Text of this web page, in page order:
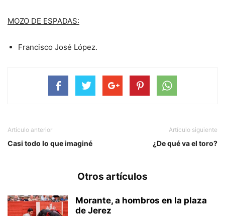
MOZO DE ESPADAS:
Francisco José López.
Artículo anterior
Casi todo lo que imaginé
Artículo siguiente
¿De qué va el toro?
Otros artículos
Morante, a hombros en la plaza
de Jerez